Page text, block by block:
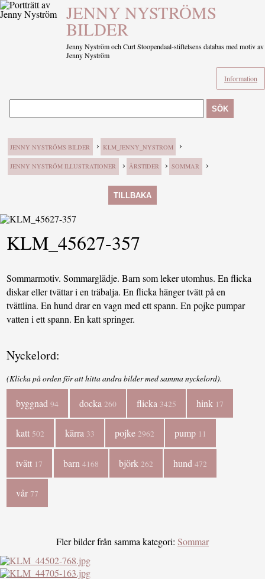
JENNY NYSTRÖMS
BILDER
Jenny Nyström och Curt Stoopendaal-stiftelsens databas med motiv av
Jenny Nyström
Information
SÖK
JENNY NYSTRÖMS BILDER › KLM_JENNY_NYSTROM ›
JENNY NYSTRÖM ILLUSTRATIONER › ÅRSTIDER › SOMMAR ›
TILLBAKA
KLM_45627-357
Sommarmotiv. Sommarglädje. Barn som leker utomhus. En flicka
diskar eller tvättar i en träbalja. En flicka hänger tvätt på en
tvättlina. En hund drar en vagn med ett spann. En pojke pumpar
vatten i ett spann. En katt springer.
Nyckelord:
(Klicka på orden för att hitta andra bilder med samma nyckelord).
byggnad94 docka 260 flicka 3425 hink 17
katt 502 kärra 33 pojke 2962 pump 11
tvätt 17 barn 4168 björk 262 hund472
vår77
Fler bilder från samma kategori: Sommar